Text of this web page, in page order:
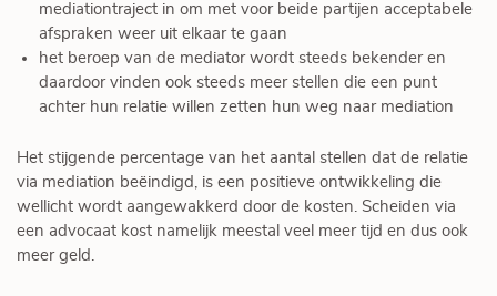
mediationtraject in om met voor beide partijen acceptabele
afspraken weer uit elkaar te gaan
het beroep van de mediator wordt steeds bekender en
daardoor vinden ook steeds meer stellen die een punt
achter hun relatie willen zetten hun weg naar mediation
Het stijgende percentage van het aantal stellen dat de relatie
via mediation beëindigd, is een positieve ontwikkeling die
wellicht wordt aangewakkerd door de kosten. Scheiden via
een advocaat kost namelijk meestal veel meer tijd en dus ook
meer geld.